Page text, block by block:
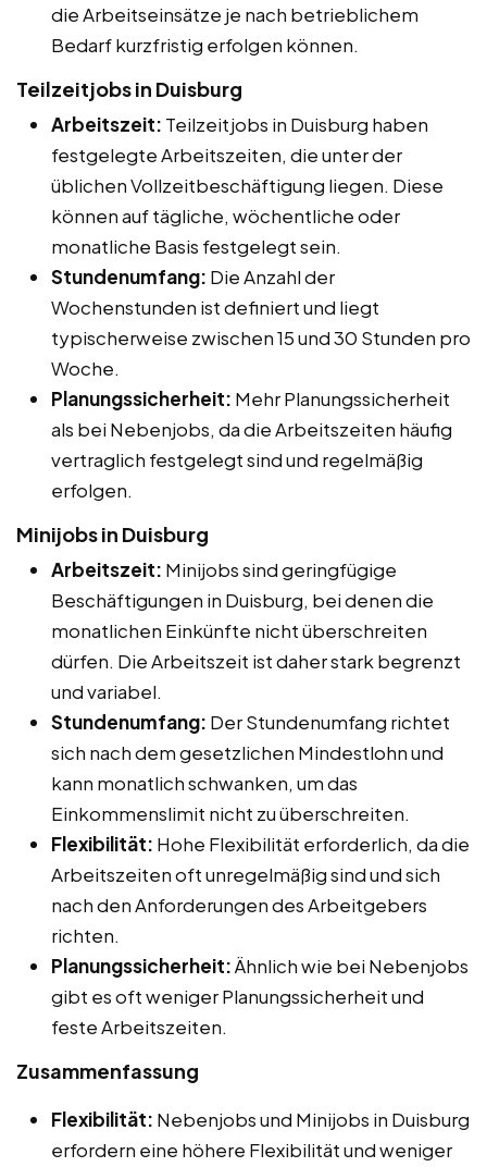
die Arbeitseinsätze je nach betrieblichem
Bedarf kurzfristig erfolgen können.
Teilzeitjobs in Duisburg
Arbeitszeit: Teilzeitjobs in Duisburg haben
festgelegte Arbeitszeiten, die unter der
üblichen Vollzeitbeschäftigung liegen. Diese
können auf tägliche, wöchentliche oder
monatliche Basis festgelegt sein.
Stundenumfang: Die Anzahl der
Wochenstunden ist definiert und liegt
typischerweise zwischen 15 und 30 Stunden pro
Woche.
Planungssicherheit: Mehr Planungssicherheit
als bei Nebenjobs, da die Arbeitszeiten häufig
vertraglich festgelegt sind und regelmäßig
erfolgen.
Minijobs in Duisburg
Arbeitszeit: Minijobs sind geringfügige
Beschäftigungen in Duisburg, bei denen die
monatlichen Einkünfte nicht überschreiten
dürfen. Die Arbeitszeit ist daher stark begrenzt
und variabel.
Stundenumfang: Der Stundenumfang richtet
sich nach dem gesetzlichen Mindestlohn und
kann monatlich schwanken, um das
Einkommenslimit nicht zu überschreiten.
Flexibilität: Hohe Flexibilität erforderlich, da die
Arbeitszeiten oft unregelmäßig sind und sich
nach den Anforderungen des Arbeitgebers
richten.
Planungssicherheit:Ähnlich wie bei Nebenjobs
gibt es oft weniger Planungssicherheit und
feste Arbeitszeiten.
Zusammenfassung
Flexibilität: Nebenjobs und Minijobs in Duisburg
erfordern eine höhere Flexibilität und weniger